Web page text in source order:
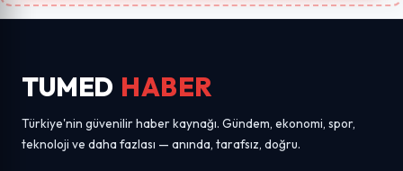
TUMED HABER
Türkiye'nin güvenilir haber kaynağı. Gündem, ekonomi, spor,
teknoloji ve daha fazlası — anında, tarafsız, doğru.